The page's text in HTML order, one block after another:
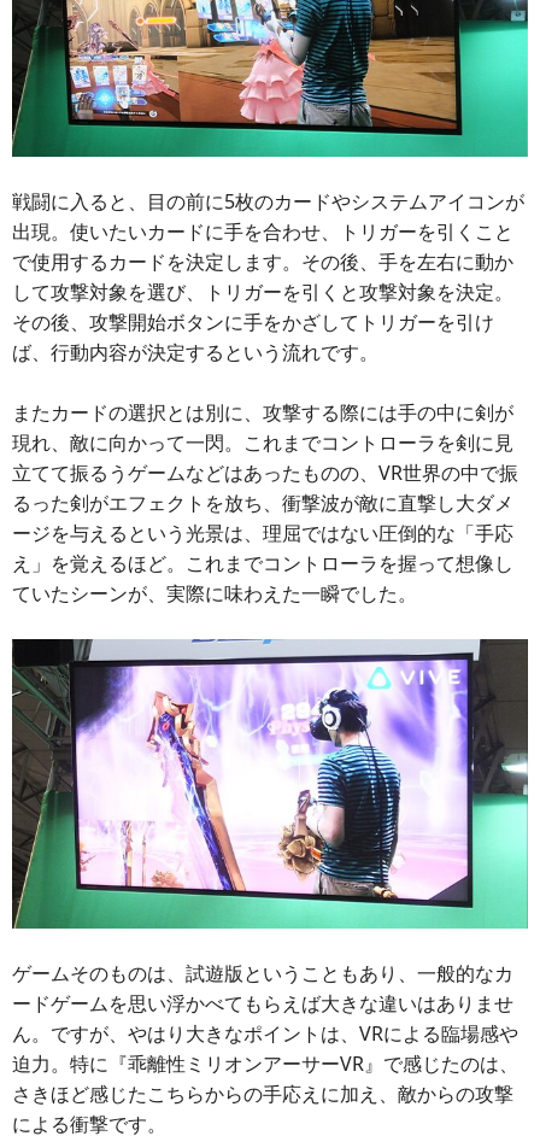
戦闘に入ると、目の前に5枚のカードやシステムアイコンが
出現。使いたいカードに手を合わせ、トリガーを引くこと
で使用するカードを決定します。その後、手を左右に動か
して攻撃対象を選び、トリガーを引くと攻撃対象を決定。
その後、攻撃開始ボタンに手をかざしてトリガーを引け
ば、行動内容が決定するという流れです。
またカードの選択とは別に、攻撃する際には手の中に剣が
現れ、敵に向かって一閃。これまでコントローラを剣に見
立てて振るうゲームなどはあったものの、VR世界の中で振
るった剣がエフェクトを放ち、衝撃波が敵に直撃し大ダメ
ージを与えるという光景は、理屈ではない圧倒的な「手応
え」を覚えるほど。これまでコントローラを握って想像し
ていたシーンが、実際に味わえた一瞬でした。
ゲームそのものは、試遊版ということもあり、一般的なカ
ードゲームを思い浮かべてもらえば大きな違いはありませ
ん。ですが、やはり大きなポイントは、VRによる臨場感や
迫力。特に『乖離性ミリオンアーサーVR』で感じたのは、
さきほど感じたこちらからの手応えに加え、敵からの攻撃
による衝撃です。